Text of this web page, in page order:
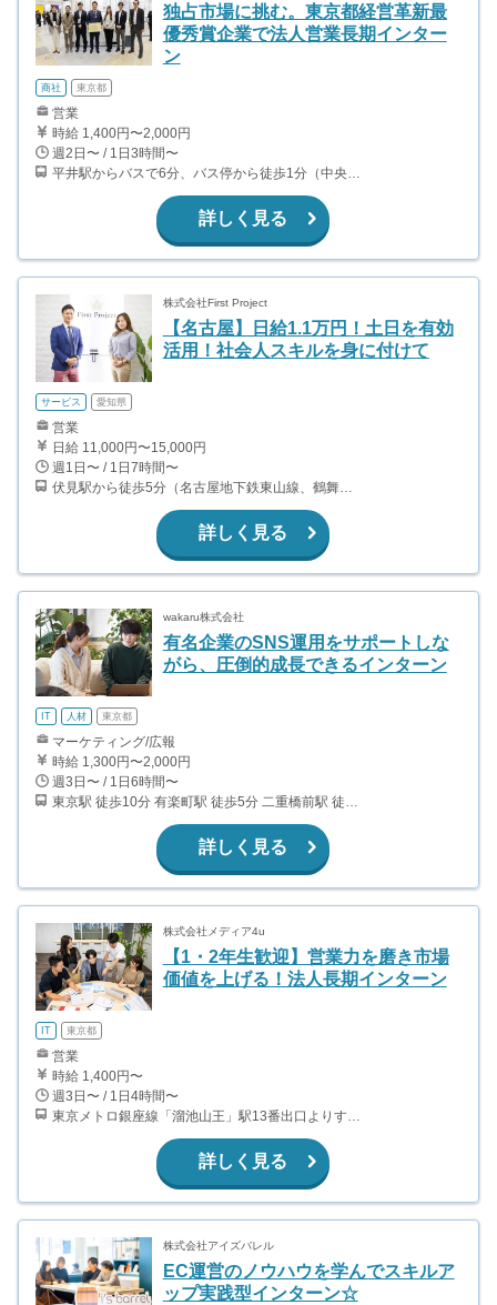
独占市場に挑む。東京都経営革新最
優秀賞企業で法人営業長期インター
ン
商社 東京都
営業
時給 1,400円〜2,000円
週2日〜 / 1日3時間〜
平井駅からバスで6分、バス停から徒歩1分（中央線、総武線）
詳しく見る
株式会社First Project
【名古屋】日給1.1万円！土日を有効
活用！社会人スキルを身に付けて
サービス 愛知県
営業
日給 11,000円〜15,000円
週1日〜 / 1日7時間〜
伏見駅から徒歩5分（名古屋地下鉄東山線、鶴舞線） 栄駅から徒歩11分（名古屋地下鉄東山線、名城線）
詳しく見る
wakaru株式会社
有名企業のSNS運用をサポートしな
がら、圧倒的成長できるインターン
IT 人材 東京都
マーケティング/広報
時給 1,300円〜2,000円
週3日〜 / 1日6時間〜
詳しく見る
株式会社メディア4u
【1・2年生歓迎】営業力を磨き市場
価値を上げる！法人長期インターン
IT 東京都
営業
時給 1,400円〜
週3日〜 / 1日4時間〜
詳しく見る
株式会社アイズバレル
EC運営のノウハウを学んでスキルア
ップ実践型インターン☆